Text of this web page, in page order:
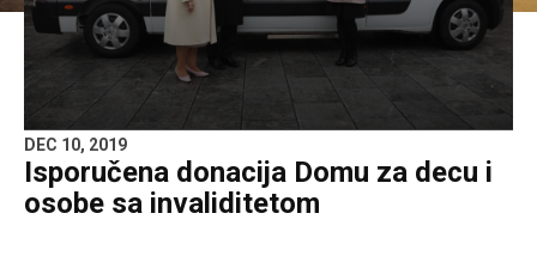
DEC 10, 2019
Isporučena donacija Domu za decu i
osobe sa invaliditetom